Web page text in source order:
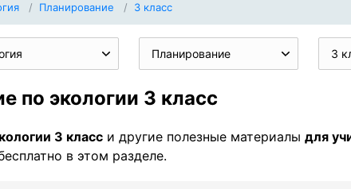
Планирование 3 класс
Планирование 3
по экологии 3 класс
3 класс и другие полезные материалы для
в этом разделе.